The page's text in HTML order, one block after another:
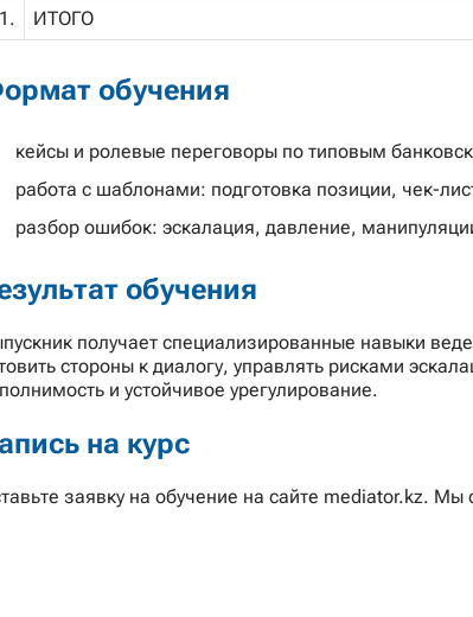
ИТОГО
обучения
кейсы и ролевые переговоры по типовым
работа с шаблонами: подготовка позиции, чек-
разбор ошибок: эскалация, давление,
обучения
получает специализированные навыки
стороны к диалогу, управлять рисками
и устойчивое урегулирование.
на курс
заявку на обучение на сайте mediator.kz. Мы